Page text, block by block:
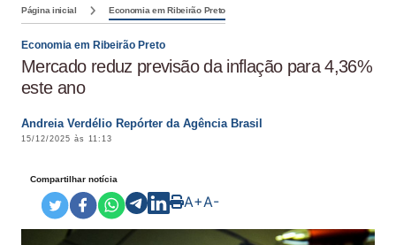
Página inicial Economia em Ribeirão Preto
Economia em Ribeirão Preto
Mercado reduz previsão da inflação para 4,36%
este ano
Andreia Verdélio Repórter da Agência Brasil
15/12/2025 às 11:13
Compartilhar notícia
A+A-